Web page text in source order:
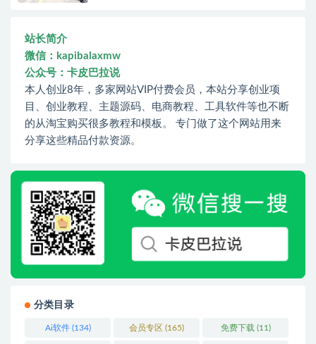
站长简介
微信：kapibalaxmw
公众号：卡皮巴拉说
本人创业8年，多家网站VIP付费会员，本站分享创业项
目、创业教程、主题源码、电商教程、工具软件等也不断
的从淘宝购买很多教程和模板。 专门做了这个网站用来
分享这些精品付款资源。
分类目录
Ai软件(134) 会员专区 (165) 免费下载 (11)